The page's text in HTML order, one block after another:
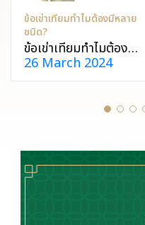
ข้อเข่าเทียมทำไมต้องมีหลาย
ชนิด?
ข้อเข่าเทียมทำไมต้องมี
หลายชนิด?
26 March 2024